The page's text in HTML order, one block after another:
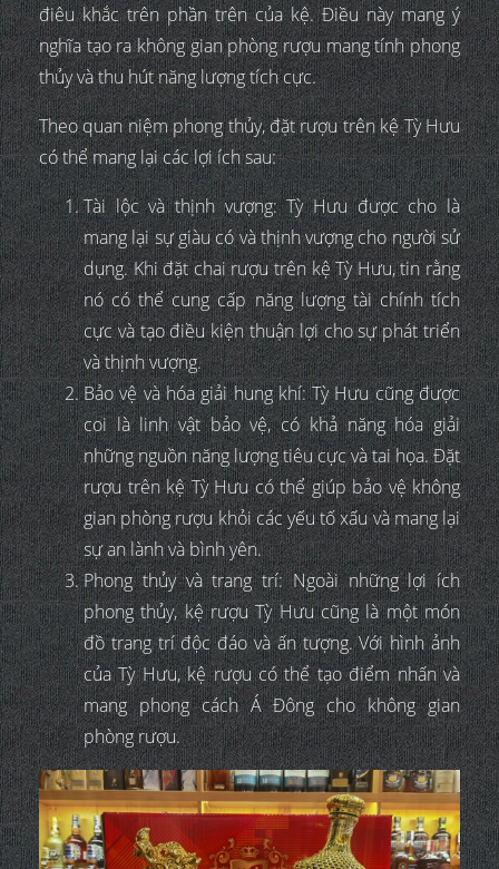
điêu khắc trên phần trên của kệ. Điều này mang ý
nghĩa tạo ra không gian phòng rượu mang tính phong
thủy và thu hút năng lượng tích cực.
Theo quan niệm phong thủy, đặt rượu trên kệ Tỳ Hưu
có thể mang lại các lợi ích sau:
Tài lộc và thịnh vượng: Tỳ Hưu được cho là
mang lại sự giàu có và thịnh vượng cho người sử
dụng. Khi đặt chai rượu trên kệ Tỳ Hưu, tin rằng
nó có thể cung cấp năng lượng tài chính tích
cực và tạo điều kiện thuận lợi cho sự phát triển
và thịnh vượng.
Bảo vệ và hóa giải hung khí: Tỳ Hưu cũng được
coi là linh vật bảo vệ, có khả năng hóa giải
những nguồn năng lượng tiêu cực và tai họa. Đặt
rượu trên kệ Tỳ Hưu có thể giúp bảo vệ không
gian phòng rượu khỏi các yếu tố xấu và mang lại
sự an lành và bình yên.
Phong thủy và trang trí: Ngoài những lợi ích
phong thủy, kệ rượu Tỳ Hưu cũng là một món
đồ trang trí độc đáo và ấn tượng. Với hình ảnh
của Tỳ Hưu, kệ rượu có thể tạo điểm nhấn và
mang phong cách Á Đông cho không gian
phòng rượu.